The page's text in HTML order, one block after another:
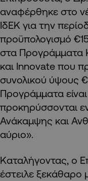
αναφέρθηκε στο
ΙδΕΚ για την
προϋπολογισμό
στα Προγράμματα
και Innovate που
συνολικού ύψους
Προγράμματα
προκηρύσσονται
Ανάκαμψης και
αύριο».
Καταλήγοντας, ο
έστειλε ξεκάθαρο